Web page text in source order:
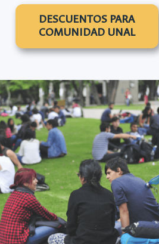
DESCUENTOS PARA
COMUNIDAD UNAL